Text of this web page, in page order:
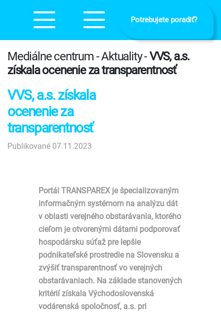
Potrebujete poradiť?
Mediálne centrum - Aktuality -VVS, a.s.
získala ocenenie za transparentnosť
VVS, a.s. získala
ocenenie za
transparentnosť
Publikované 07.11.2023
Portál TRANSPAREX je špecializovaným
informačným systémom na analýzu dát
v oblasti verejného obstarávania, ktorého
cieľom je otvorenými dátami podporovať
hospodársku súťaž pre lepšie
podnikateľské prostredie na Slovensku a
zvýšiť transparentnosť vo verejných
obstarávaniach. Na základe stanovených
kritérií získala Východoslovenská
vodárenská spoločnosť, a.s. pri